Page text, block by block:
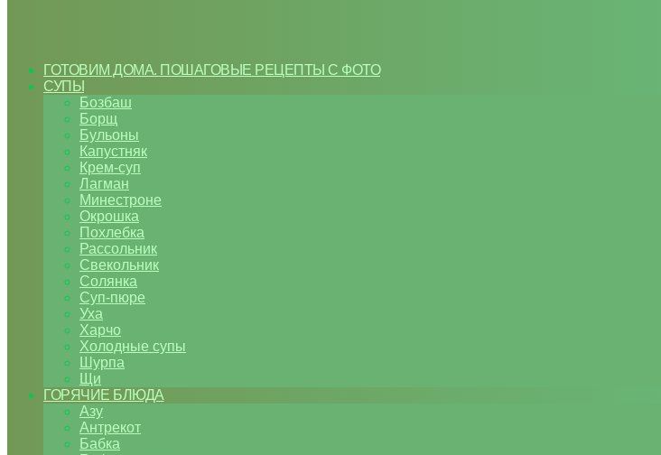
ГОТОВИМ ДОМА. ПОШАГОВЫЕ РЕЦЕПТЫ С ФОТО
СУПЫ
Бозбаш
Борщ
Бульоны
Капустняк
Крем-суп
Лагман
Минестроне
Окрошка
Похлебка
Рассольник
Свекольник
Солянка
Суп-пюре
Уха
Харчо
Холодные супы
Шурпа
Щи
ГОРЯЧИЕ БЛЮДА
Азу
Антрекот
Бабка